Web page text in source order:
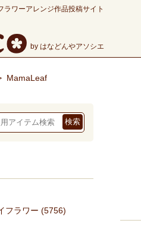
ラワーアレンジ作品投稿サイト
by はなどんやアソシエ
MamaLeaf
フラワー (5756)